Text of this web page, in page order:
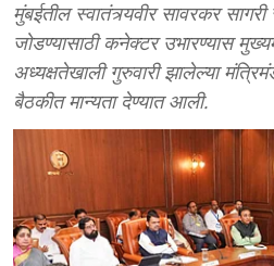
मुंबईतील स्वातंत्र्यवीर सावरकर
जोडण्यासाठी कनेक्टर उभारण्यास
अध्यक्षतेखाली गुरुवारी झालेल्या
बैठकीत मान्यता देण्यात आली.